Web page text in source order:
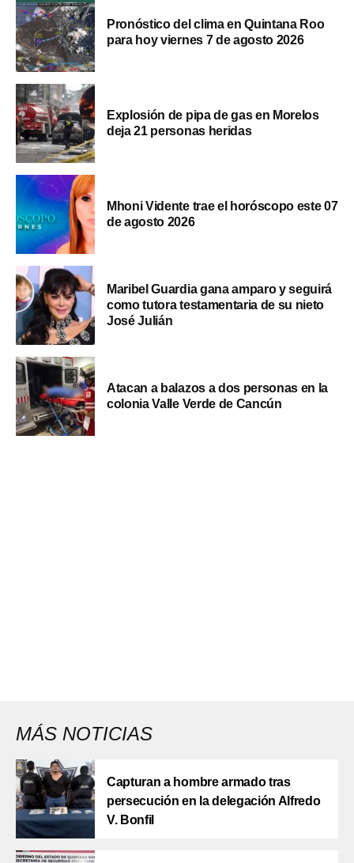
Pronóstico del clima en Quintana Roo
para hoy viernes 7 de agosto 2026
Explosión de pipa de gas en Morelos
deja 21 personas heridas
Mhoni Vidente trae el horóscopo este 07
de agosto 2026
Maribel Guardia gana amparo y seguirá
como tutora testamentaria de su nieto
José Julián
Atacan a balazos a dos personas en la
colonia Valle Verde de Cancún
MÁS NOTICIAS
Capturan a hombre armado tras
persecución en la delegación Alfredo
V. Bonfil